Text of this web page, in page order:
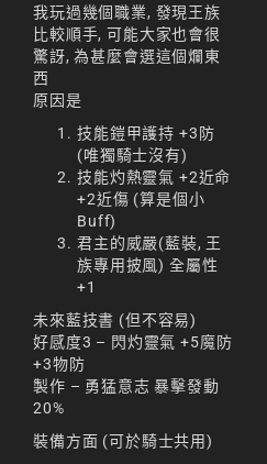
我玩過幾個職業, 發現王族
比較順手, 可能大家也會很
驚訝, 為甚麼會選這個爛東
西
原因是
技能鎧甲護持 +3防
(唯獨騎士沒有)
技能灼熱靈氣 +2近命
+2近傷 (算是個小
Buff)
君主的威嚴(藍裝, 王
族專用披風) 全屬性
+1
未來藍技書 (但不容易)
好感度3 – 閃灼靈氣 +5魔防
+3物防
製作 – 勇猛意志 暴擊發動
20%
裝備方面 (可於騎士共用)